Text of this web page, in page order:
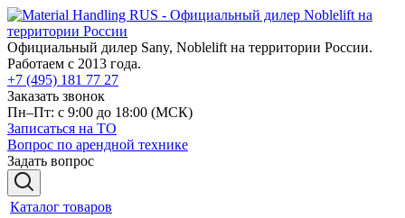
Официальный дилер Sany, Noblelift на территории России.
Работаем с 2013 года.
+7 (495) 181 77 27
Заказать звонок
Пн–Пт: с 9:00 до 18:00 (МСК)
Записаться на ТО
Вопрос по арендной технике
Задать вопрос
Каталог товаров